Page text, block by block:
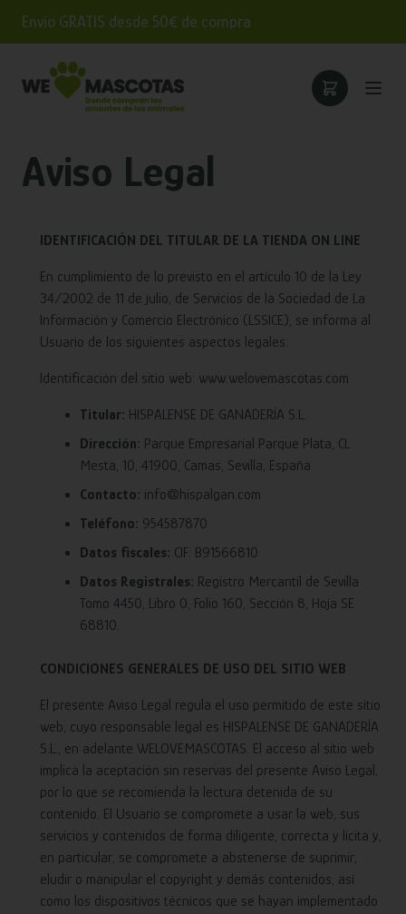
Envío GRATIS desde 50€ de compra
Aviso Legal
IDENTIFICACIÓN DEL TITULAR DE LA TIENDA ON LINE
En cumplimiento de lo previsto en el artículo 10 de la Ley
34/2002 de 11 de julio, de Servicios de la Sociedad de La
Información y Comercio Electrónico (LSSICE), se informa al
Usuario de los siguientes aspectos legales:
Identificación del sitio web: www.welovemascotas.com
Titular: HISPALENSE DE GANADERÍA S.L.
Dirección: Parque Empresarial Parque Plata, CL
Mesta, 10, 41900, Camas, Sevilla, España
Contacto: info@hispalgan.com
Teléfono: 954587870
Datos fiscales: CIF: B91566810
Datos Registrales: Registro Mercantil de Sevilla
Tomo 4450, Libro 0, Folio 160, Sección 8, Hoja SE
68810.
CONDICIONES GENERALES DE USO DEL SITIO WEB
El presente Aviso Legal regula el uso permitido de este sitio
web, cuyo responsable legal es HISPALENSE DE GANADERÍA
S.L., en adelante WELOVEMASCOTAS. El acceso al sitio web
implica la aceptación sin reservas del presente Aviso Legal,
por lo que se recomienda la lectura detenida de su
contenido. El Usuario se compromete a usar la web, sus
servicios y contenidos de forma diligente, correcta y lícita y,
en particular, se compromete a abstenerse de suprimir,
eludir o manipular el copyright y demás contenidos, así
como los dispositivos técnicos que se hayan implementado